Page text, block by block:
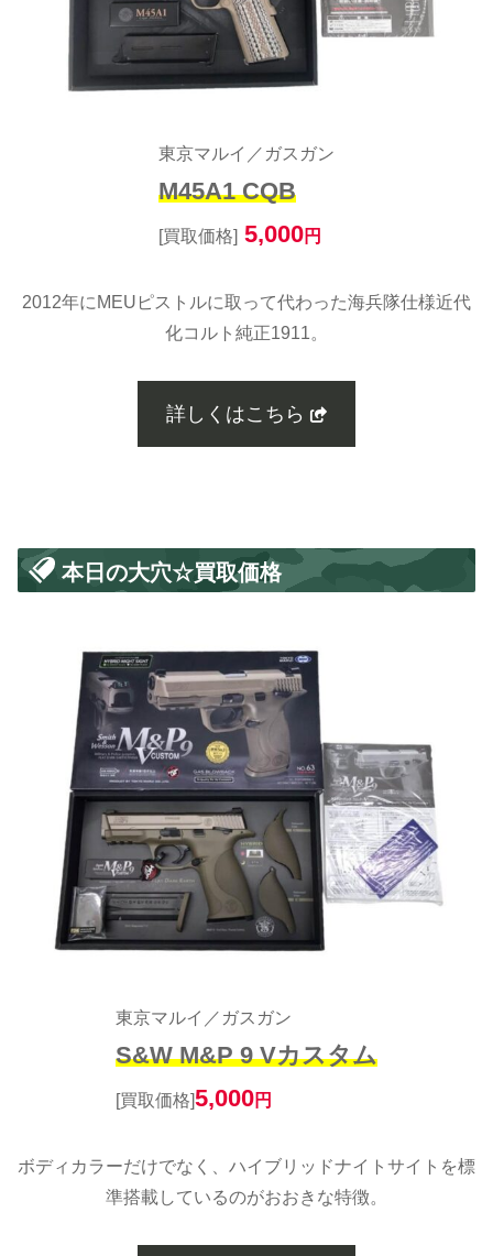
東京マルイ／ガスガン
M45A1 CQB
[買取価格] 5,000円
2012年にMEUピストルに取って代わった海兵隊仕様近代
化コルト純正1911。
詳しくはこちら
本日の大穴☆買取価格
東京マルイ／ガスガン
S&W M&P 9 Vカスタム
[買取価格]5,000円
ボディカラーだけでなく、ハイブリッドナイトサイトを標
準搭載しているのがおおきな特徴。